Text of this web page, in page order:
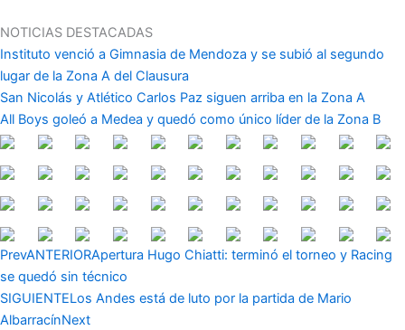
al
contenido
NOTICIAS DESTACADAS
Instituto venció a Gimnasia de Mendoza y se subió al segundo
lugar de la Zona A del Clausura
San Nicolás y Atlético Carlos Paz siguen arriba en la Zona A
All Boys goleó a Medea y quedó como único líder de la Zona B
PrevANTERIORApertura Hugo Chiatti: terminó el torneo y Racing
se quedó sin técnico
SIGUIENTELos Andes está de luto por la partida de Mario
AlbarracínNext